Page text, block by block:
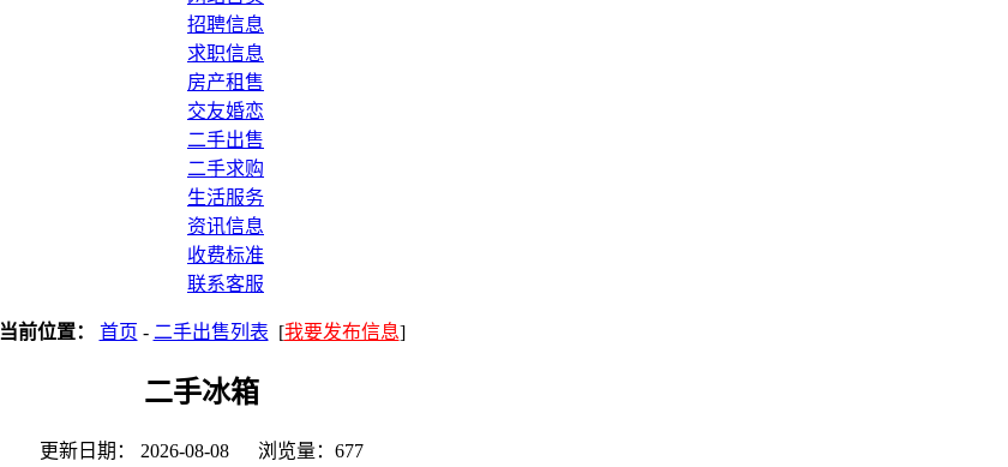
招聘信息
求职信息
房产租售
交友婚恋
二手出售
二手求购
生活服务
资讯信息
收费标准
联系客服
当前位置： 首页 - 二手出售列表 [我要发布信息]
二手冰箱
更新日期： 2026-08-08 浏览量：677